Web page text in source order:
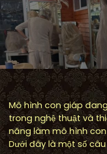
Mô hình con giáp
trong nghệ thuật và
năng làm mô hình con
Dưới đây là một số